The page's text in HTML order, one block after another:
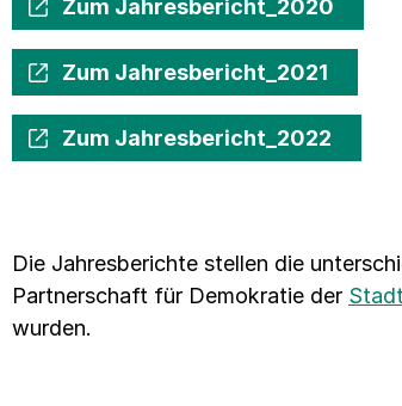
Zum Jahresbericht_2020
Zum Jahresbericht_2021
Zum Jahresbericht_2022
Die Jahresberichte stellen die
Partnerschaft für Demokratie der
wurden.